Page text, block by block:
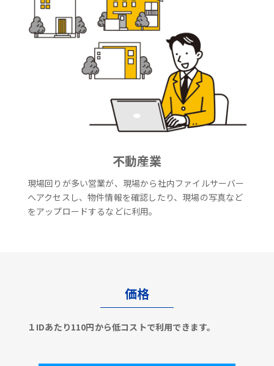
不動産業
現場回りが多い営業が、現場から社内ファイルサーバー
へアクセスし、物件情報を確認したり、現場の写真など
をアップロードするなどに利用。
価格
１IDあたり110円から低コストで利用できます。